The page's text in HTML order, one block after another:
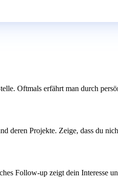
Oftmals erfährt man durch
Projekte. Zeige, dass du
Follow-up zeigt dein Interesse